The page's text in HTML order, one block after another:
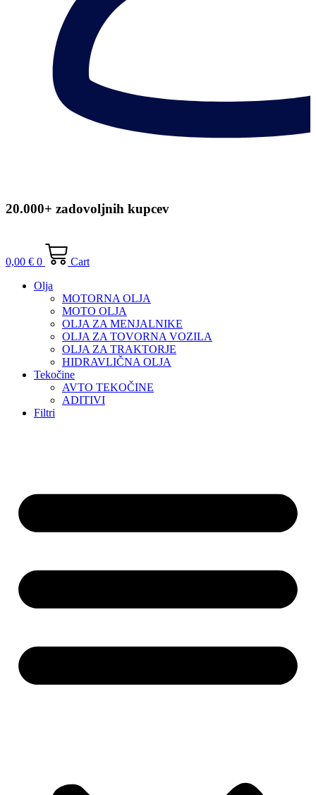
20.000+ zadovoljnih kupcev
0,00 € 0
Cart
Olja
MOTORNA OLJA
MOTO OLJA
OLJA ZA MENJALNIKE
OLJA ZA TOVORNA VOZILA
OLJA ZA TRAKTORJE
HIDRAVLIČNA OLJA
Tekočine
AVTO TEKOČINE
ADITIVI
Filtri